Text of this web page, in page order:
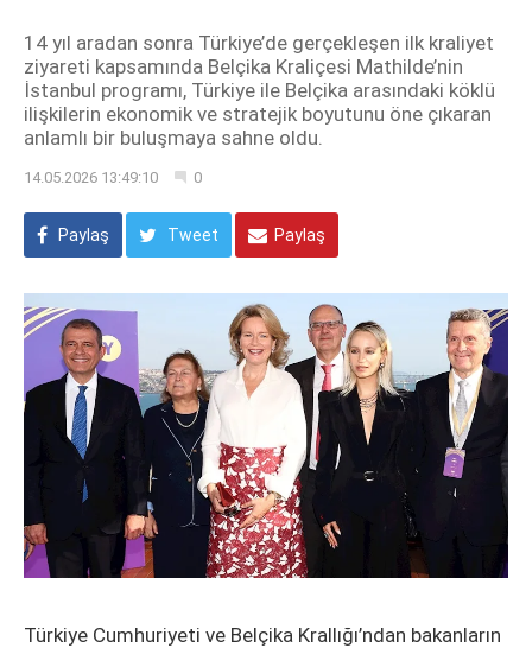
14 yıl aradan sonra Türkiye’de gerçekleşen ilk kraliyet
ziyareti kapsamında Belçika Kraliçesi Mathilde’nin
İstanbul programı, Türkiye ile Belçika arasındaki köklü
ilişkilerin ekonomik ve stratejik boyutunu öne çıkaran
anlamlı bir buluşmaya sahne oldu.
14.05.2026 13:49:10 0
Paylaş Tweet Paylaş
Türkiye Cumhuriyeti ve Belçika Krallığı’ndan bakanların